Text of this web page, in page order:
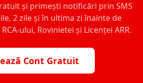
și primești notificări prin SMS
2 zile și în ultima zi înainte de
ului, Rovinietei și Licenței ARR.
Cont Gratuit